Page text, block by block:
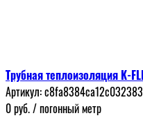
Трубная теплоизоляция K-
Артикул:
0руб./ погонный метр